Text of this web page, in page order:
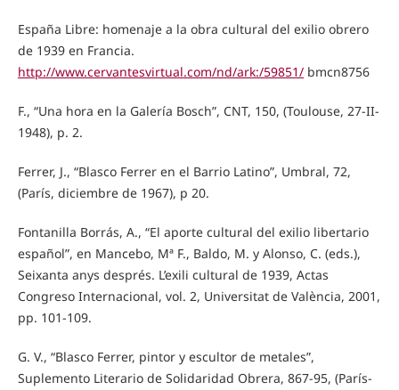
España Libre: homenaje a la obra cultural del exilio obrero
de 1939 en Francia.
http://www.cervantesvirtual.com/nd/ark:/59851/bmcn8756
F., “Una hora en la Galería Bosch”, CNT, 150, (Toulouse, 27-II-
1948), p. 2.
Ferrer, J., “Blasco Ferrer en el Barrio Latino”, Umbral, 72,
(París, diciembre de 1967), p 20.
Fontanilla Borrás, A., “El aporte cultural del exilio libertario
español”, en Mancebo, Mª F., Baldo, M. y Alonso, C. (eds.),
Seixanta anys després. L’exili cultural de 1939, Actas
Congreso Internacional, vol. 2, Universitat de València, 2001,
pp. 101-109.
G. V., “Blasco Ferrer, pintor y escultor de metales”,
Suplemento Literario de Solidaridad Obrera, 867-95, (París-